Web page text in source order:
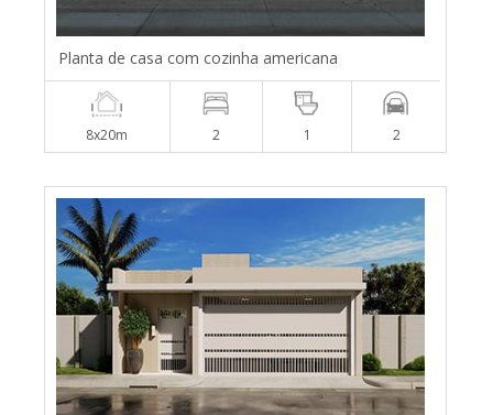
Planta de casa com cozinha americana
8x20m 2 1 2